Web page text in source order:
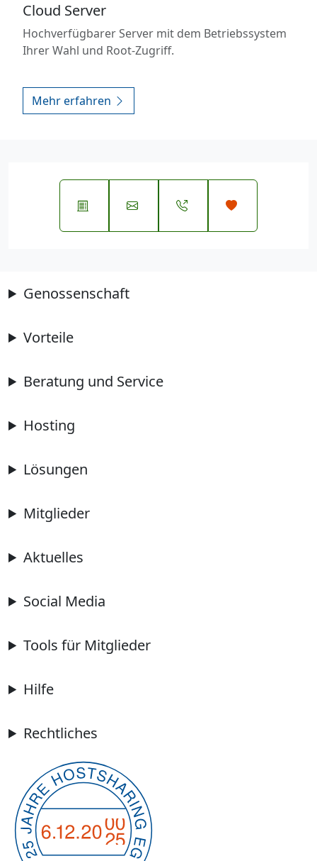
Cloud Server
Hochverfügbarer Server mit dem Betriebssystem
Ihrer Wahl und Root-Zugriff.
Mehr erfahren
Genossenschaft
Vorteile
Beratung und Service
Hosting
Lösungen
Mitglieder
Aktuelles
Social Media
Tools für Mitglieder
Hilfe
Rechtliches